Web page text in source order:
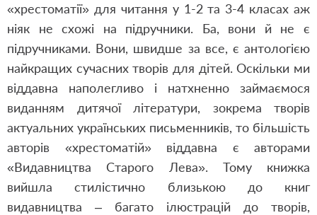
«хрестоматії» для читання у 1-2 та 3-4 класах аж
ніяк не схожі на підручники. Ба, вони й не є
підручниками. Вони, швидше за все, є антологією
найкращих сучасних творів для дітей. Оскільки ми
віддавна наполегливо і натхненно займаємося
виданням дитячої літератури, зокрема творів
актуальних українських письменників, то більшість
авторів «хрестоматій» віддавна є авторами
«Видавництва Старого Лева». Тому книжка
вийшла стилістично близькою до книг
видавництва – багато ілюстрацій до творів,